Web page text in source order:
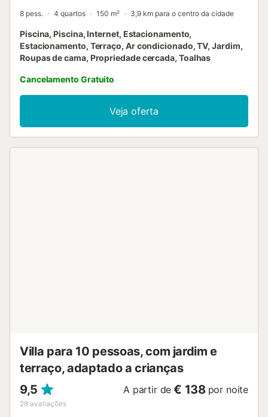
8 pess. 4 quartos 150 m² 3,9 km para o centro da cidade
Piscina, Piscina, Internet, Estacionamento,
Estacionamento, Terraço, Ar condicionado, TV, Jardim,
Roupas de cama, Propriedade cercada, Toalhas
Cancelamento Gratuito
Veja oferta
Villa para 10 pessoas, com jardim e
terraço, adaptado a crianças
9,5
28 avaliações
A partir de € 138 por noite